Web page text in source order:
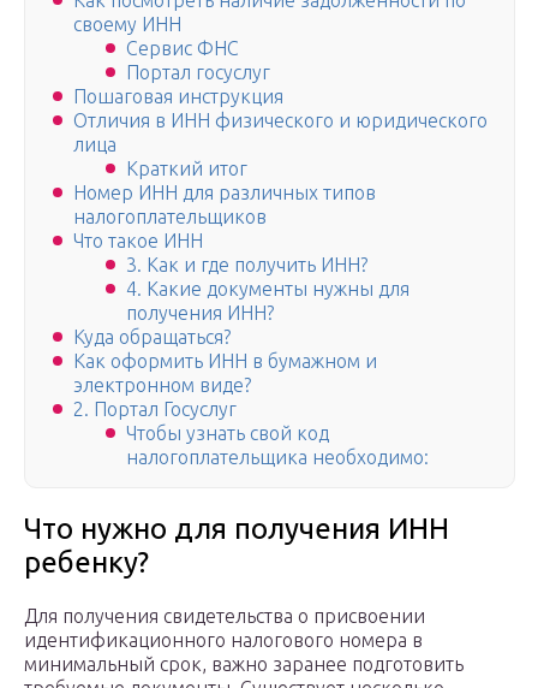
своему ИНН
Сервис ФНС
Портал госуслуг
Пошаговая инструкция
Отличия в ИНН физического и юридического
лица
Краткий итог
Номер ИНН для различных типов
налогоплательщиков
Что такое ИНН
3. Как и где получить ИНН?
4. Какие документы нужны для
получения ИНН?
Куда обращаться?
Как оформить ИНН в бумажном и
электронном виде?
2. Портал Госуслуг
Чтобы узнать свой код
налогоплательщика необходимо:
Что нужно для получения ИНН
ребенку?
Для получения свидетельства о присвоении
идентификационного налогового номера в
минимальный срок, важно заранее подготовить